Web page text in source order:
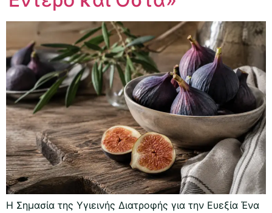
Η Σημασία της Υγιεινής Διατροφής για την Ευεξία Ένα